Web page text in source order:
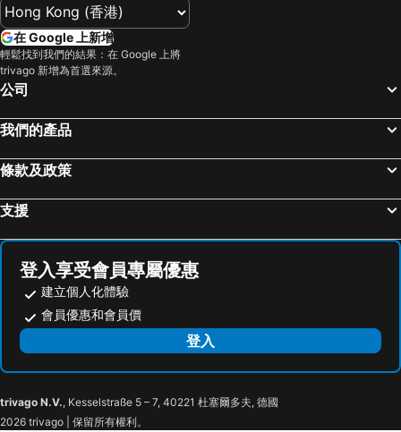
在 Google 上新增
輕鬆找到我們的結果：在 Google 上將
trivago 新增為首選來源。
公司
我們的產品
條款及政策
支援
登入享受會員專屬優惠
建立個人化體驗
會員優惠和會員價
登入
trivago N.V., Kesselstraße 5 – 7, 40221 杜塞爾多夫, 德國
2026 trivago | 保留所有權利。